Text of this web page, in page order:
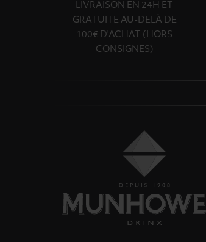
LIVRAISON EN 24H ET
GRATUITE AU-DELÀ DE
100€ D'ACHAT (HORS
CONSIGNES)